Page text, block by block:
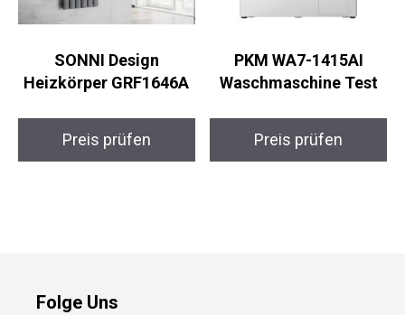
SONNI Design
Heizkörper GRF1646A
Preis prüfen
PKM WA7-1415AI
Waschmaschine Test
Preis prüfen
Folge Uns